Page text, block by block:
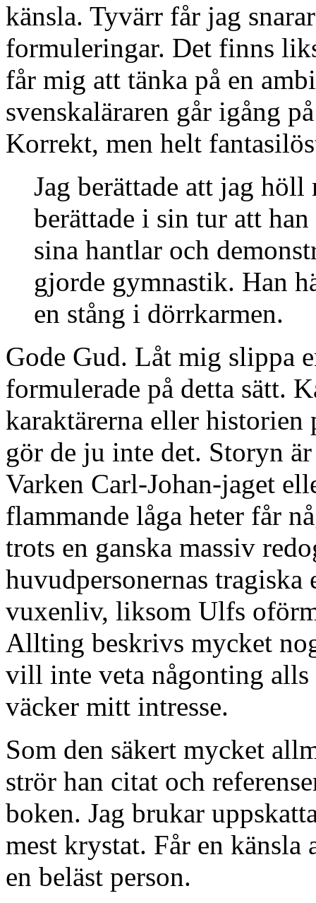
känsla. Tyvärr får jag
formuleringar. Det finns
får mig att tänka på en
svenskaläraren går igång
Korrekt, men helt
Jag berättade att jag
berättade i sin tur att
sina hantlar och
gjorde gymnastik. Han
en stång i dörrkarmen.
Gode Gud. Låt mig slippa
formulerade på detta sätt.
karaktärerna eller
gör de ju inte det. Storyn
Varken Carl-Johan-jaget
flammande låga heter får
trots en ganska massiv
huvudpersonernas
vuxenliv, liksom Ulfs
Allting beskrivs mycket
vill inte veta någonting
väcker mitt intresse.
Som den säkert mycket
strör han citat och
boken. Jag brukar
mest krystat. Får en
en beläst person.